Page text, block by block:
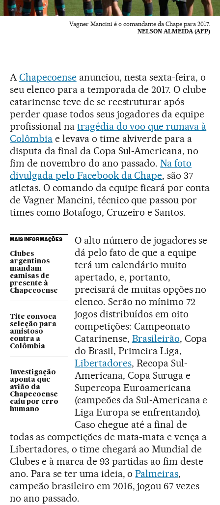
Vagner Mancini é o comandante da Chape para 2017.
NELSON ALMEIDA (AFP)
AChapecoenseanunciou, nesta sexta-feira, o
seu elenco para a temporada de 2017. O clube
catarinense teve de se reestruturar após
perder quase todos seus jogadores da equipe
profissional na tragédia do voo que rumava à
Colômbiae levava o time alviverde para a
disputa da final da Copa Sul-Americana, no
fim de novembro do ano passado.Na foto
divulgada pelo Facebook da Chape, são 37
atletas. O comando da equipe ficará por conta
de Vagner Mancini, técnico que passou por
times como Botafogo, Cruzeiro e Santos.
MAIS INFORMAÇÕES
Clubes
argentinos
mandam
camisas de
presente à
Chapecoense
Tite convoca
seleção para
amistoso
contra a
Colômbia
Investigação
aponta que
avião da
Chapecoense
caiu por erro
humano
O alto número de jogadores se
dá pelo fato de que a equipe
terá um calendário muito
apertado, e, portanto,
precisará de muitas opções no
elenco. Serão no mínimo 72
jogos distribuídos em oito
competições: Campeonato
Catarinense, Brasileirão, Copa
do Brasil, Primeira Liga,
Libertadores, Recopa Sul-
Americana, Copa Suruga e
Supercopa Euroamericana
(campeões da Sul-Americana e
Liga Europa se enfrentando).
Caso chegue até a final de
todas as competições de mata-mata e vença a
Libertadores, o time chegará ao Mundial de
Clubes e à marca de 93 partidas ao fim deste
ano. Para se ter uma ideia, oPalmeiras,
campeão brasileiro em 2016, jogou 67 vezes
no ano passado.